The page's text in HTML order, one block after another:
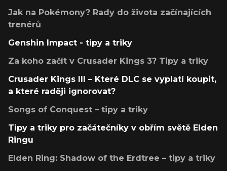
Jak na Pokémony? Rady do života začínajících
trenérů
Genshin Impact - tipy a triky
Za koho začít v Crusader Kings 3? Tipy a triky
Crusader Kings III – Které DLC se vyplatí koupit,
a které raději ignorovat?
Songs of Conquest – tipy a triky
Tipy a triky pro začátečníky v obřím světě Elden
Ringu
Elden Ring: Shadow of the Erdtree – tipy a triky